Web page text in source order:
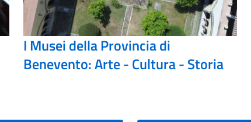
I Musei della Provincia di
Benevento: Arte - Cultura - Storia